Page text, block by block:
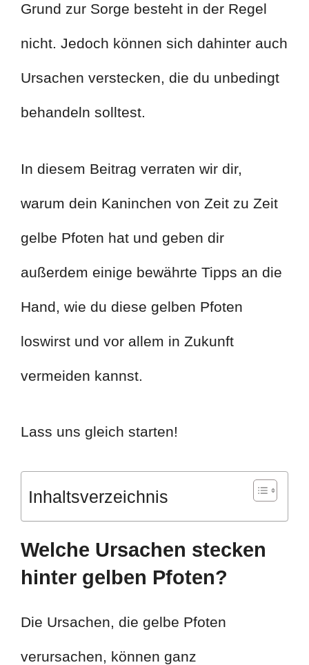
Grund zur Sorge besteht in der Regel
nicht. Jedoch können sich dahinter auch
Ursachen verstecken, die du unbedingt
behandeln solltest.
In diesem Beitrag verraten wir dir,
warum dein Kaninchen von Zeit zu Zeit
gelbe Pfoten hat und geben dir
außerdem einige bewährte Tipps an die
Hand, wie du diese gelben Pfoten
loswirst und vor allem in Zukunft
vermeiden kannst.
Lass uns gleich starten!
Inhaltsverzeichnis
Welche Ursachen stecken
hinter gelben Pfoten?
Die Ursachen, die gelbe Pfoten
verursachen, können ganz